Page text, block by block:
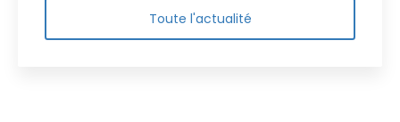
Toute l'actualité